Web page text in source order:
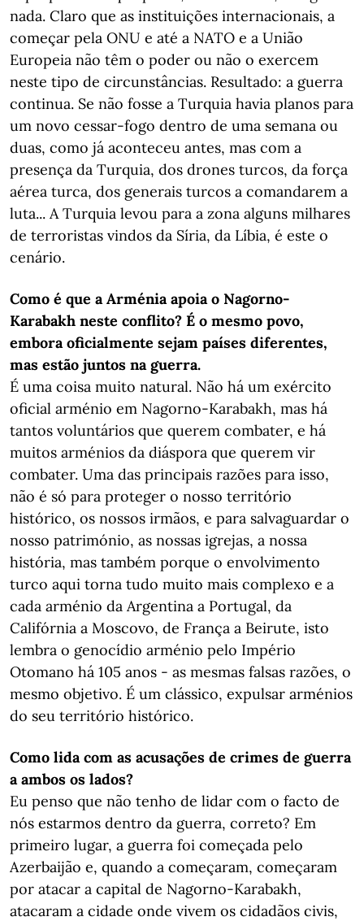
nada. Claro que as instituições internacionais, a
começar pela ONU e até a NATO e a União
Europeia não têm o poder ou não o exercem
neste tipo de circunstâncias. Resultado: a guerra
continua. Se não fosse a Turquia havia planos para
um novo cessar-fogo dentro de uma semana ou
duas, como já aconteceu antes, mas com a
presença da Turquia, dos drones turcos, da força
aérea turca, dos generais turcos a comandarem a
luta... A Turquia levou para a zona alguns milhares
de terroristas vindos da Síria, da Líbia, é este o
cenário.
Como é que a Arménia apoia o Nagorno-
Karabakh neste conflito? É o mesmo povo,
embora oficialmente sejam países diferentes,
mas estão juntos na guerra.
É uma coisa muito natural. Não há um exército
oficial arménio em Nagorno-Karabakh, mas há
tantos voluntários que querem combater, e há
muitos arménios da diáspora que querem vir
combater. Uma das principais razões para isso,
não é só para proteger o nosso território
histórico, os nossos irmãos, e para salvaguardar o
nosso património, as nossas igrejas, a nossa
história, mas também porque o envolvimento
turco aqui torna tudo muito mais complexo e a
cada arménio da Argentina a Portugal, da
Califórnia a Moscovo, de França a Beirute, isto
lembra o genocídio arménio pelo Império
Otomano há 105 anos - as mesmas falsas razões, o
mesmo objetivo. É um clássico, expulsar arménios
do seu território histórico.
Como lida com as acusações de crimes de guerra
a ambos os lados?
Eu penso que não tenho de lidar com o facto de
nós estarmos dentro da guerra, correto? Em
primeiro lugar, a guerra foi começada pelo
Azerbaijão e, quando a começaram, começaram
por atacar a capital de Nagorno-Karabakh,
atacaram a cidade onde vivem os cidadãos civis,